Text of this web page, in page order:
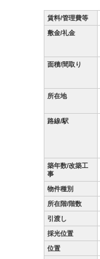
賃料/管理費等
敷金/礼金
面積/間取り
所在地
路線/駅
築年数/改築工
事
物件種別
所在階/階数
引渡し
採光位置
位置